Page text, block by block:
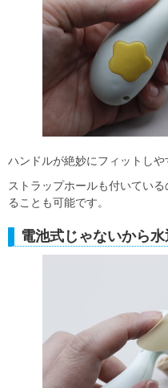
ハンドルが絶妙にフィットし
ストラップホールも付いてい
ることも可能です。
電池式じゃないから